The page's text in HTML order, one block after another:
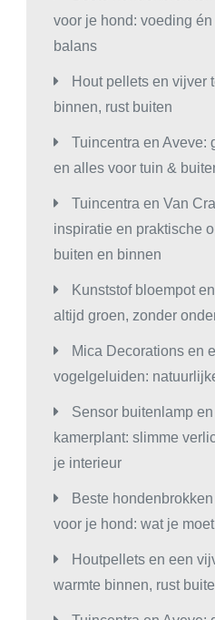
voor je hond: voeding
balans
Hout pellets en vijver
binnen, rust buiten
Tuincentra en Aveve:
en alles voor tuin &
Tuincentra en Van
inspiratie en praktische
buiten en binnen
Kunststof bloempot
altijd groen, zonder
Mica Decorations en
vogelgeluiden:
Sensor buitenlamp
kamerplant: slimme
je interieur
Beste
voor je hond: wat je
Houtpellets en een
warmte binnen, rust